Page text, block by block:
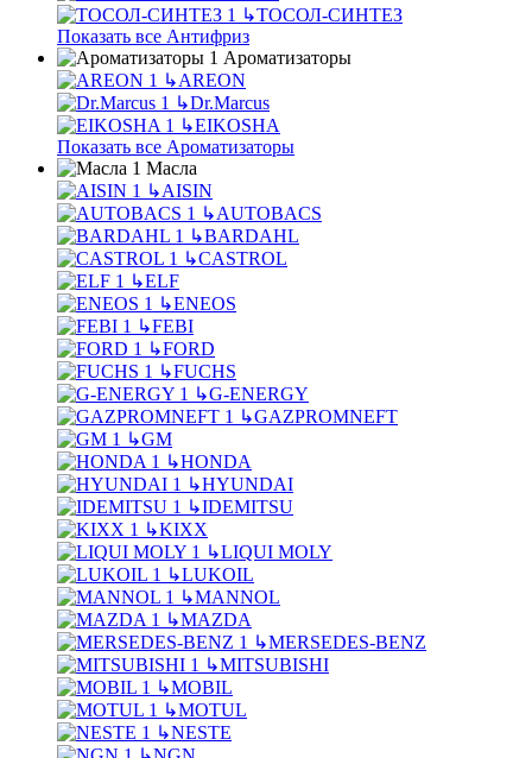
↳ТОСОЛ-СИНТЕЗ
Показать все Антифриз
Ароматизаторы
↳AREON
↳Dr.Marcus
↳EIKOSHA
Показать все Ароматизаторы
Масла
↳AISIN
↳AUTOBACS
↳BARDAHL
↳CASTROL
↳ELF
↳ENEOS
↳FEBI
↳FORD
↳FUCHS
↳G-ENERGY
↳GAZPROMNEFT
↳GM
↳HONDA
↳HYUNDAI
↳IDEMITSU
↳KIXX
↳LIQUI MOLY
↳LUKOIL
↳MANNOL
↳MAZDA
↳MERSEDES-BENZ
↳MITSUBISHI
↳MOBIL
↳MOTUL
↳NESTE